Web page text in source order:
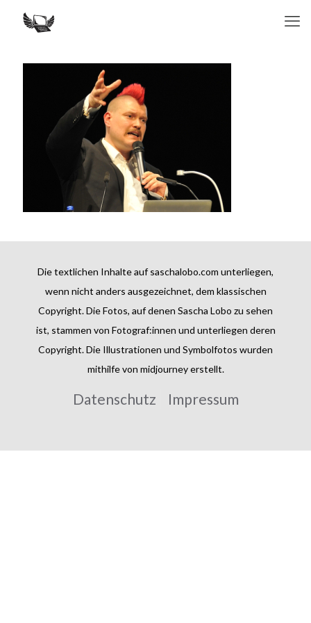
Die textlichen Inhalte auf saschalobo.com unterliegen,
wenn nicht anders ausgezeichnet, dem klassischen
Copyright. Die Fotos, auf denen Sascha Lobo zu sehen
ist, stammen von Fotograf:innen und unterliegen deren
Copyright. Die Illustrationen und Symbolfotos wurden
mithilfe von midjourney erstellt.
Datenschutz Impressum